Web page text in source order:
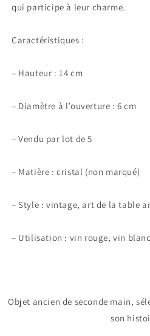
qui participe à leur charme.
Caractéristiques :
– Hauteur : 14 cm
– Diamètre à l’ouverture : 6 cm
– Vendu par lot de 5
– Matière : cristal (non marqué)
– Style : vintage, art de la table
– Utilisation : vin rouge, vin
Objet ancien de seconde main,
son